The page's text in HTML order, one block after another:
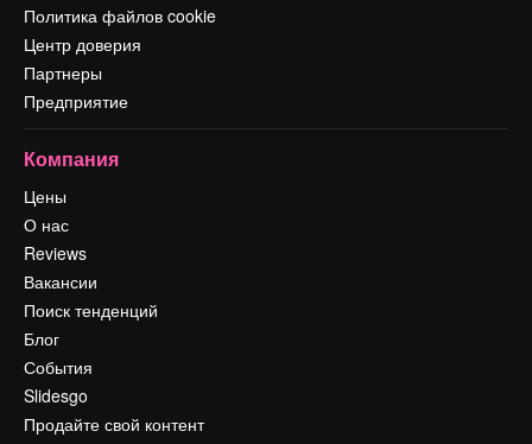
Политика файлов cookie
Центр доверия
Партнеры
Предприятие
Компания
Цены
О нас
Reviews
Вакансии
Поиск тенденций
Блог
События
Slidesgo
Продайте свой контент